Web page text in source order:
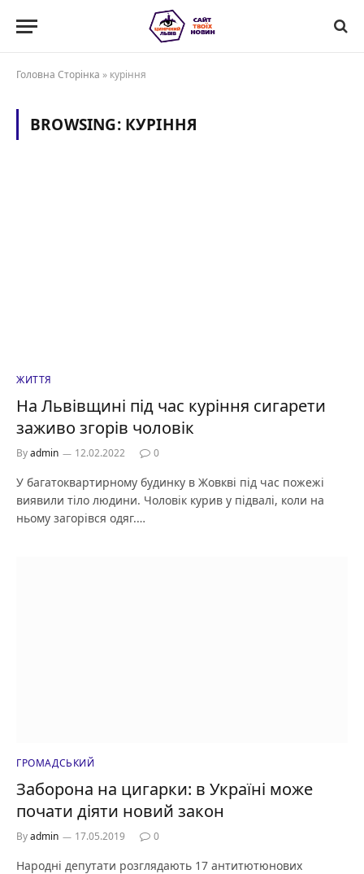
Головна Сторінка » куріння
BROWSING: КУРІННЯ
ЖИТТЯ
На Львівщині під час куріння сигарети
заживо згорів чоловік
Byadmin 12.02.2022 0
У багатоквартирному будинку в Жовкві під час пожежі
виявили тіло людини. Чоловік курив у підвалі, коли на
ньому загорівся одяг.…
ГРОМАДСЬКИЙ
Заборона на цигарки: в Україні може
почати діяти новий закон
Byadmin 17.05.2019 0
Народні депутати розглядають 17 антитютюнових